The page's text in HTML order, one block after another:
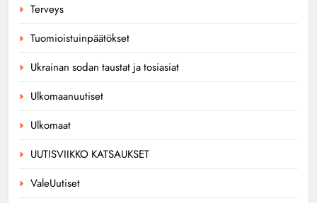
Terveys
Tuomioistuinpäätökset
Ukrainan sodan taustat ja tosiasiat
Ulkomaanuutiset
Ulkomaat
UUTISVIIKKO KATSAUKSET
ValeUutiset